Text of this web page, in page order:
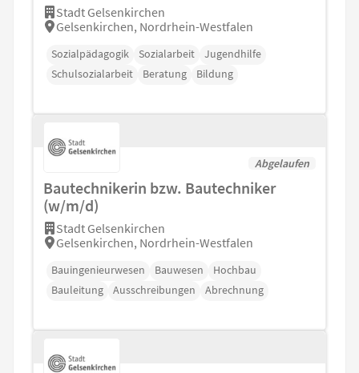
Stadt Gelsenkirchen
Gelsenkirchen, Nordrhein-Westfalen
Sozialpädagogik Sozialarbeit
Jugendhilfe
Schulsozialarbeit
Beratung Bildung
Abgelaufen
Bautechnikerin bzw. Bautechniker
(w/m/d)
Stadt Gelsenkirchen
Gelsenkirchen, Nordrhein-Westfalen
Bauingenieurwesen Bauwesen
Hochbau
Bauleitung
Ausschreibungen Abrechnung